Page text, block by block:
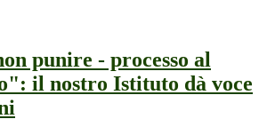
punire - processo al
il nostro Istituto dà voce